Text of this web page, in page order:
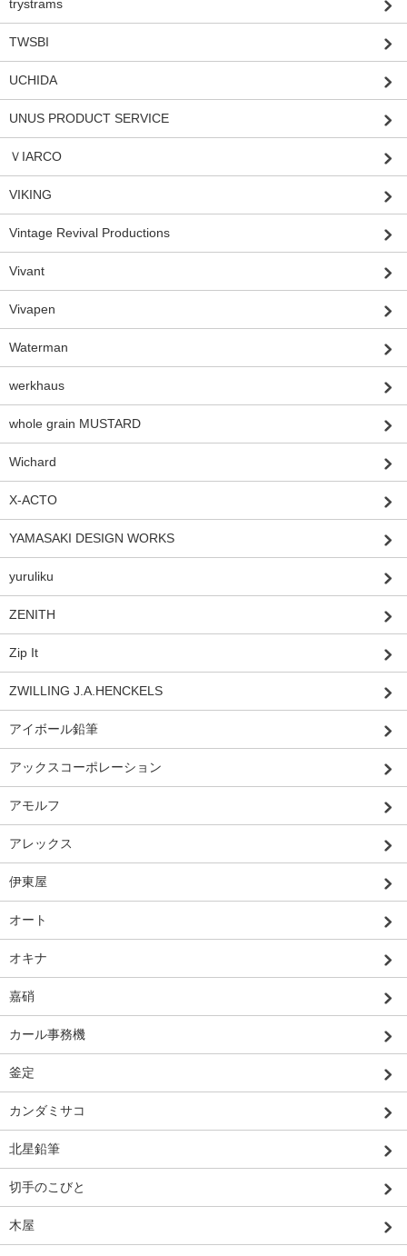
trystrams
TWSBI
UCHIDA
UNUS PRODUCT SERVICE
ＶIARCO
VIKING
Vintage Revival Productions
Vivant
Vivapen
Waterman
werkhaus
whole grain MUSTARD
Wichard
X-ACTO
YAMASAKI DESIGN WORKS
yuruliku
ZENITH
Zip It
ZWILLING J.A.HENCKELS
アイボール鉛筆
アックスコーポレーション
アモルフ
アレックス
伊東屋
オート
オキナ
嘉硝
カール事務機
釜定
カンダミサコ
北星鉛筆
切手のこびと
木屋